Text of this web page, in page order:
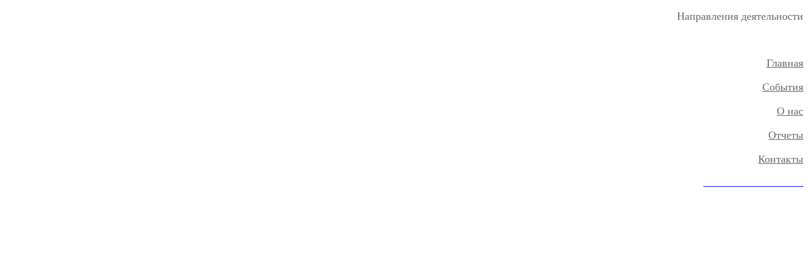
Направления деятельности
Главная
События
О нас
Отчеты
Контакты